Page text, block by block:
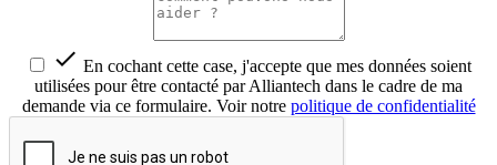
 En cochant cette case, j'accepte que mes données soient
utilisées pour être contacté par Alliantech dans le cadre de ma
demande via ce formulaire. Voir notre politique de confidentialité